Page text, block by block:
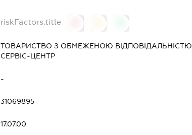
riskFactors.title
ТОВАРИСТВО З ОБМЕЖЕНОЮ ВІДПОВІДАЛЬНІСТЮ
СЕРВІС-ЦЕНТР
-
31069895
17.07.00